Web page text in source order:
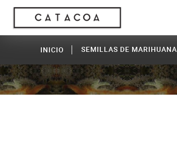
INICIO SEMILLAS DE MARIHUANA